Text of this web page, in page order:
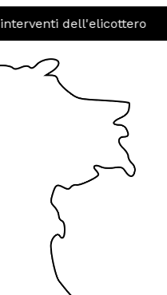
dell'elicottero